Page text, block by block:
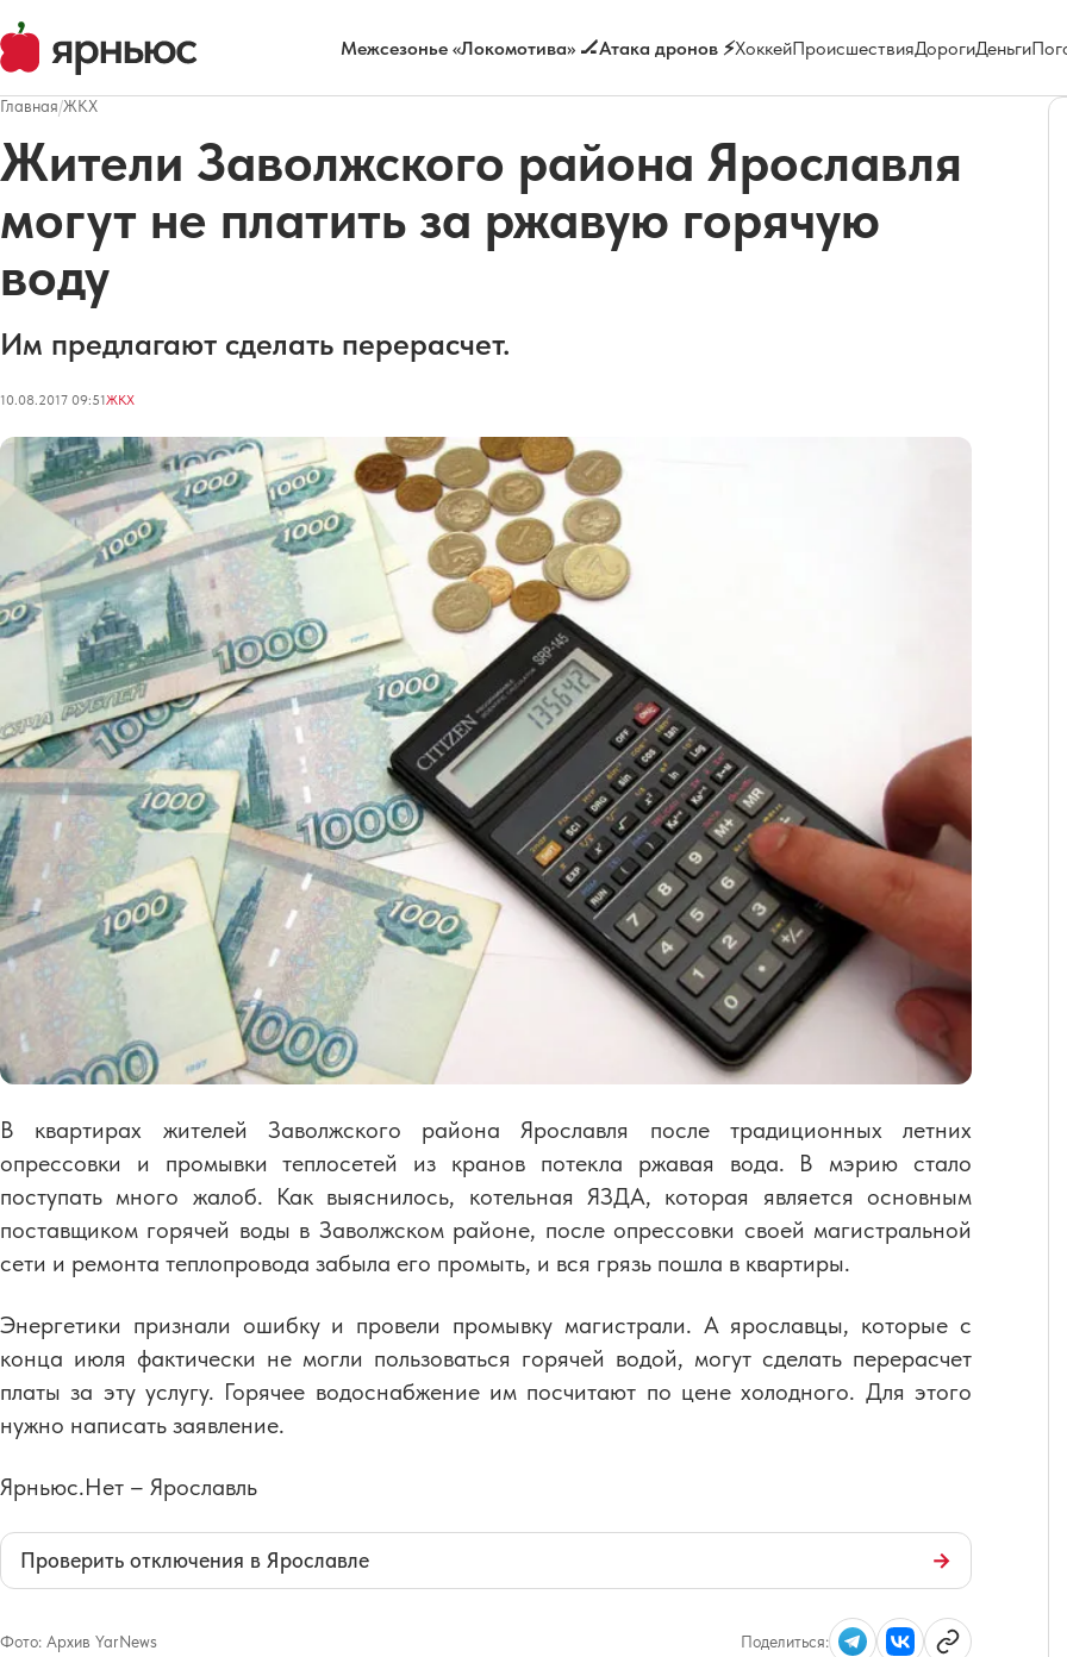
Межсезонье «Локомотива» 🏒Атака дронов ⚡ХоккейПроисшествияДорогиДеньги
Главная/ЖКХ
Жители Заволжского района Ярославля
могут не платить за ржавую горячую
воду
Им предлагают сделать перерасчет.
10.08.2017 09:51ЖКХ
В квартирах жителей Заволжского района Ярославля после традиционных летних
опрессовки и промывки теплосетей из кранов потекла ржавая вода. В мэрию стало
поступать много жалоб. Как выяснилось, котельная ЯЗДА, которая является основным
поставщиком горячей воды в Заволжском районе, после опрессовки своей магистральной
сети и ремонта теплопровода забыла его промыть, и вся грязь пошла в квартиры.
Энергетики признали ошибку и провели промывку магистрали. А ярославцы, которые с
конца июля фактически не могли пользоваться горячей водой, могут сделать перерасчет
платы за эту услугу. Горячее водоснабжение им посчитают по цене холодного. Для этого
нужно написать заявление.
Ярньюс.Нет – Ярославль
Проверить отключения в Ярославле →
Фото: Архив YarNews Поделиться: